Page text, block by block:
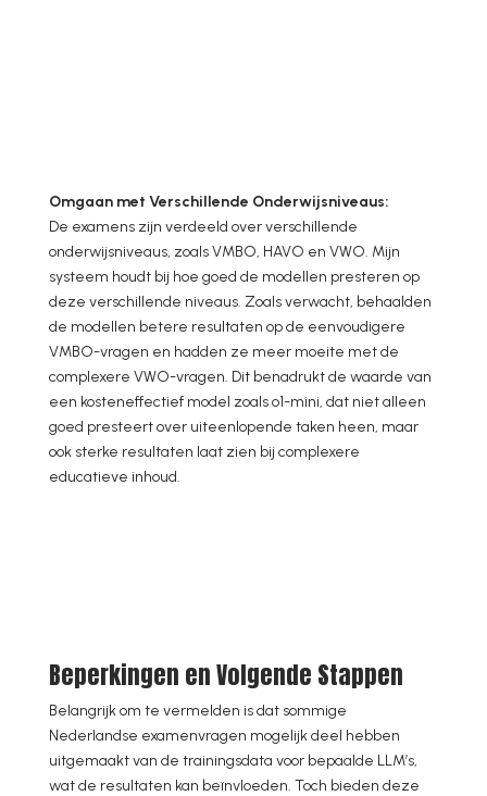
Omgaan met Verschillende Onderwijsniveaus:
De examens zijn verdeeld over verschillende
onderwijsniveaus, zoals VMBO, HAVO en VWO. Mijn
systeem houdt bij hoe goed de modellen presteren op
deze verschillende niveaus. Zoals verwacht, behaalden
de modellen betere resultaten op de eenvoudigere
VMBO-vragen en hadden ze meer moeite met de
complexere VWO-vragen. Dit benadrukt de waarde van
een kosteneffectief model zoals o1-mini, dat niet alleen
goed presteert over uiteenlopende taken heen, maar
ook sterke resultaten laat zien bij complexere
educatieve inhoud.
Beperkingen en Volgende Stappen
Belangrijk om te vermelden is dat sommige
Nederlandse examenvragen mogelijk deel hebben
uitgemaakt van de trainingsdata voor bepaalde LLM’s,
wat de resultaten kan beïnvloeden. Toch bieden deze